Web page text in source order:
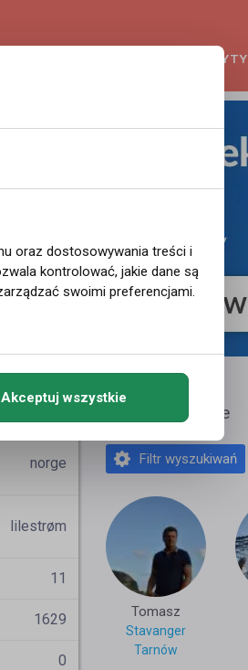
KREDYTY
norge
lilestrøm
11
1629
0
Polecane profile
Filtr wyszukiwań
Tomasz
Stavanger
Tarnów
oraz dostosowywania treści i
kontrolować, jakie dane są
swoimi preferencjami.
Akceptuj wszystkie